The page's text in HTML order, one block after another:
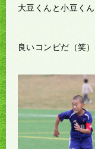
大豆くんと小豆くん
良いコンビだ（笑）